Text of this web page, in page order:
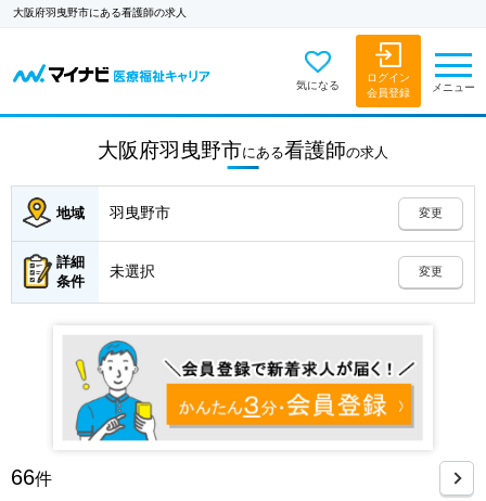
大阪府羽曳野市にある看護師の求人
気になる
ログイン
会員登録
メニュー
大阪府羽曳野市にある看護師の求人
地域 羽曳野市 変更
詳細
条件
未選択 変更
66件